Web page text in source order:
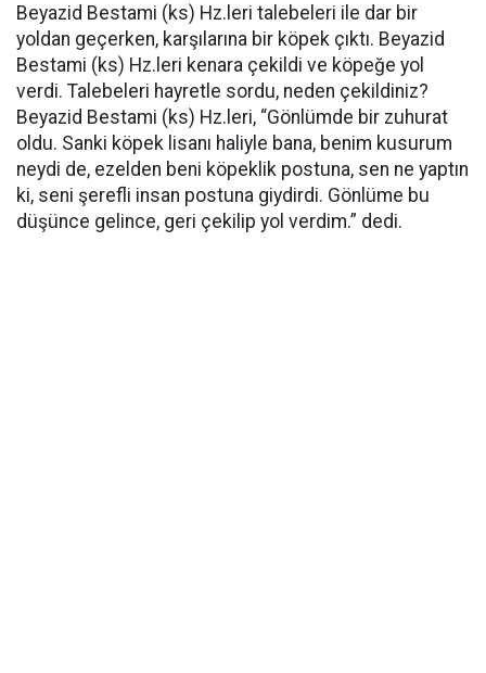
Beyazid Bestami (ks) Hz.leri talebeleri ile dar bir
yoldan geçerken, karşılarına bir köpek çıktı. Beyazid
Bestami (ks) Hz.leri kenara çekildi ve köpeğe yol
verdi. Talebeleri hayretle sordu, neden çekildiniz?
Beyazid Bestami (ks) Hz.leri, “Gönlümde bir zuhurat
oldu. Sanki köpek lisanı haliyle bana, benim kusurum
neydi de, ezelden beni köpeklik postuna, sen ne yaptın
ki, seni şerefli insan postuna giydirdi. Gönlüme bu
düşünce gelince, geri çekilip yol verdim.” dedi.